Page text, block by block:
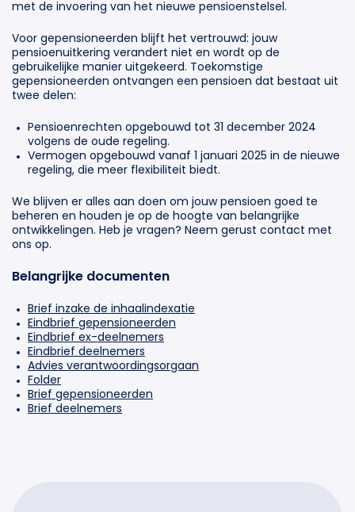
met de invoering van het nieuwe pensioenstelsel.
Voor gepensioneerden blijft het vertrouwd: jouw
pensioenuitkering verandert niet en wordt op de
gebruikelijke manier uitgekeerd. Toekomstige
gepensioneerden ontvangen een pensioen dat bestaat uit
twee delen:
Pensioenrechten opgebouwd tot 31 december 2024
volgens de oude regeling.
Vermogen opgebouwd vanaf 1 januari 2025 in de nieuwe
regeling, die meer flexibiliteit biedt.
We blijven er alles aan doen om jouw pensioen goed te
beheren en houden je op de hoogte van belangrijke
ontwikkelingen. Heb je vragen? Neem gerust contact met
ons op.
Belangrijke documenten
Brief inzake de inhaalindexatie
Eindbrief gepensioneerden
Eindbrief ex-deelnemers
Eindbrief deelnemers
Advies verantwoordingsorgaan
Folder
Brief gepensioneerden
Brief deelnemers